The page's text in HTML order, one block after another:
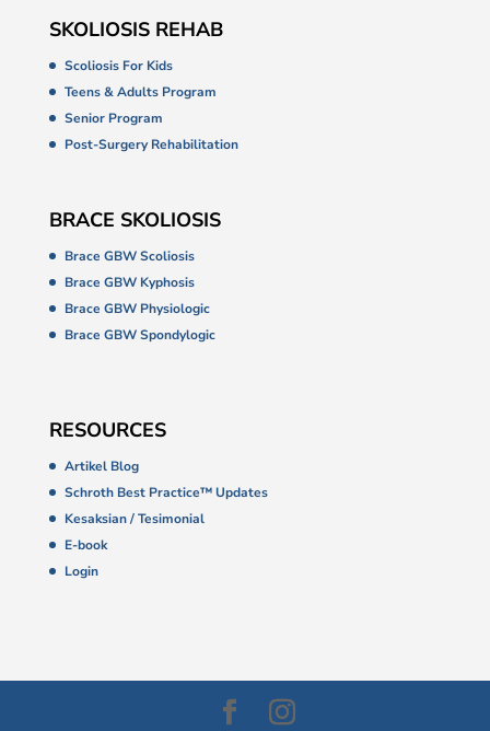
SKOLIOSIS REHAB
Scoliosis For Kids
Teens & Adults Program
Senior Program
Post-Surgery Rehabilitation
BRACE SKOLIOSIS
Brace GBW Scoliosis
Brace GBW Kyphosis
Brace GBW Physiologic
Brace GBW Spondylogic
RESOURCES
Artikel Blog
Schroth Best Practice™ Updates
Kesaksian / Tesimonial
E-book
Login